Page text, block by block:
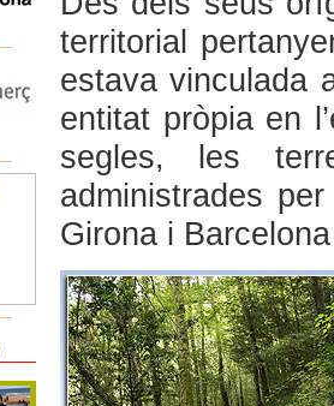
territorial
estava vinculada
entitat pròpia en
segles, les
administrades
Girona i